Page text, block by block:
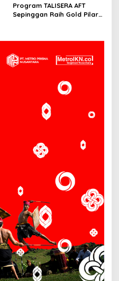
Tahun IMERC
Program TALISERA AFT
Sepinggan Raih Gold Pilar